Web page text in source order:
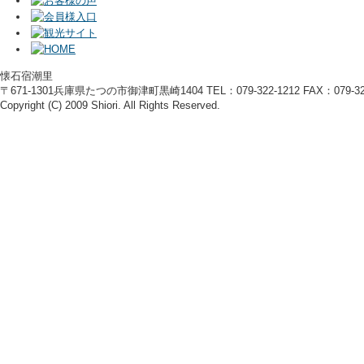
懐石宿潮里
〒671-1301兵庫県たつの市御津町黒崎1404 TEL：079-322-1212 FAX：079-
Copyright (C) 2009 Shiori. All Rights Reserved.